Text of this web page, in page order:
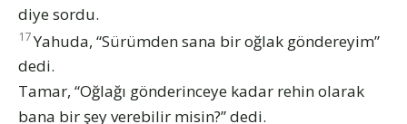
diye sordu.
17Yahuda, “Sürümden sana bir oğlak göndereyim”
dedi.
Tamar, “Oğlağı gönderinceye kadar rehin olarak
bana bir şey verebilir misin?” dedi.